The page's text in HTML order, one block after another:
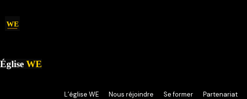
WE
Église WE
L’église WE Nous réjoindre Se former Partenariat